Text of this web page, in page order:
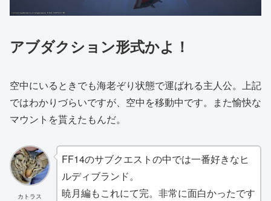
アブダクション形式かよ！
空中にいるときでも海老ぞり状態で運ばれる主人公。上記
ではわかりづらいですが、空中を移動中です。また愉快な
マウントを貰えたもんだ。
カトラス
FF14のサブクエストの中では一番好きなヒ
ルディブランド。
暁月編もこれにて完。非常に面白かったです